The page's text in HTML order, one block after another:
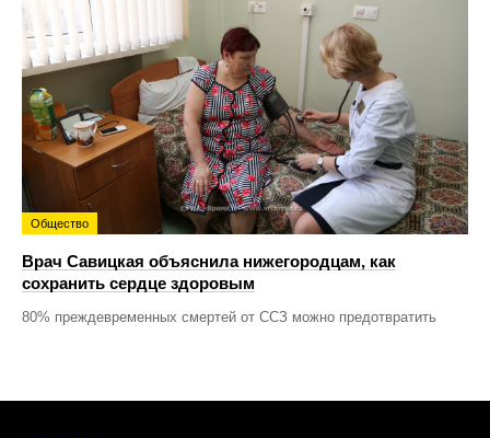
Общество
Врач Савицкая объяснила нижегородцам, как
сохранить сердце здоровым
80% преждевременных смертей от ССЗ можно предотвратить